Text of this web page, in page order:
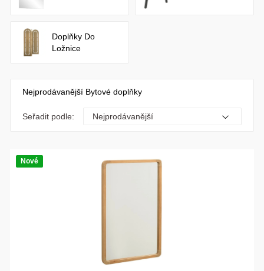
Doplňky Do
Ložnice
Nejprodávanější Bytové doplňky
Seřadit podle:
Nové